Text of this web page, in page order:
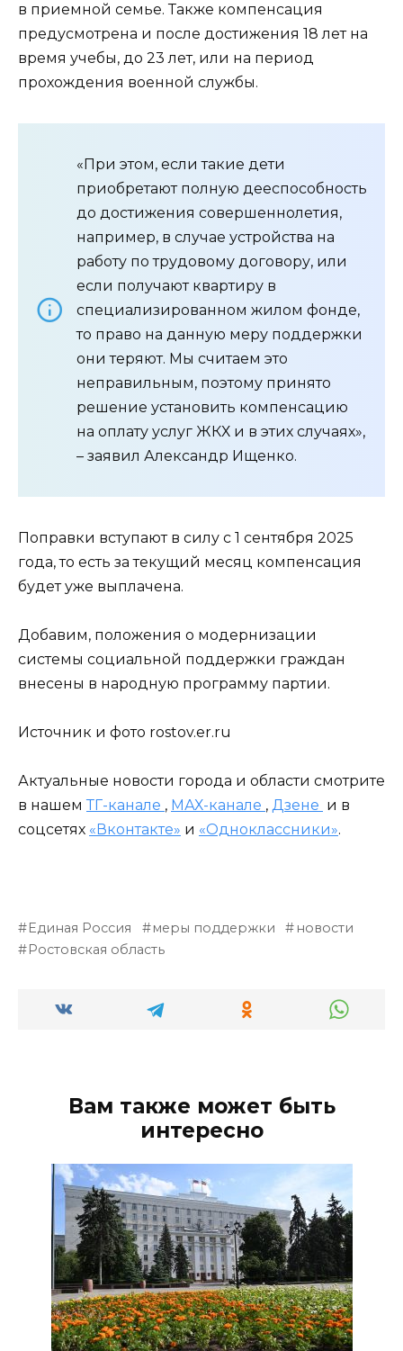
в приемной семье. Также компенсация
предусмотрена и после достижения 18 лет на
время учебы, до 23 лет, или на период
прохождения военной службы.
«При этом, если такие дети
приобретают полную дееспособность
до достижения совершеннолетия,
например, в случае устройства на
работу по трудовому договору, или
если получают квартиру в
специализированном жилом фонде,
то право на данную меру поддержки
они теряют. Мы считаем это
неправильным, поэтому принято
решение установить компенсацию
на оплату услуг ЖКХ и в этих случаях»,
– заявил Александр Ищенко.
Поправки вступают в силу с 1 сентября 2025
года, то есть за текущий месяц компенсация
будет уже выплачена.
Добавим, положения о модернизации
системы социальной поддержки граждан
внесены в народную программу партии.
Источник и фото rostov.er.ru
Актуальные новости города и области смотрите
в нашем ТГ-канале , МАХ-канале , Дзене и в
соцсетях «Вконтакте» и «Одноклассники».
Единая Россия меры поддержки
новости
Ростовская область
Вам также может быть
интересно